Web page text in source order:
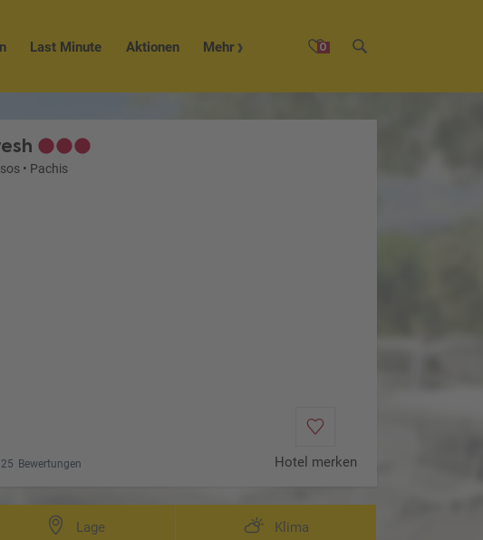
0
Last Minute Aktionen Mehr
Deluxe Lateral Sea View (Zimmercodierung DBN)
• Pachis
25 Bewertungen Hotel merken
Lage Klima